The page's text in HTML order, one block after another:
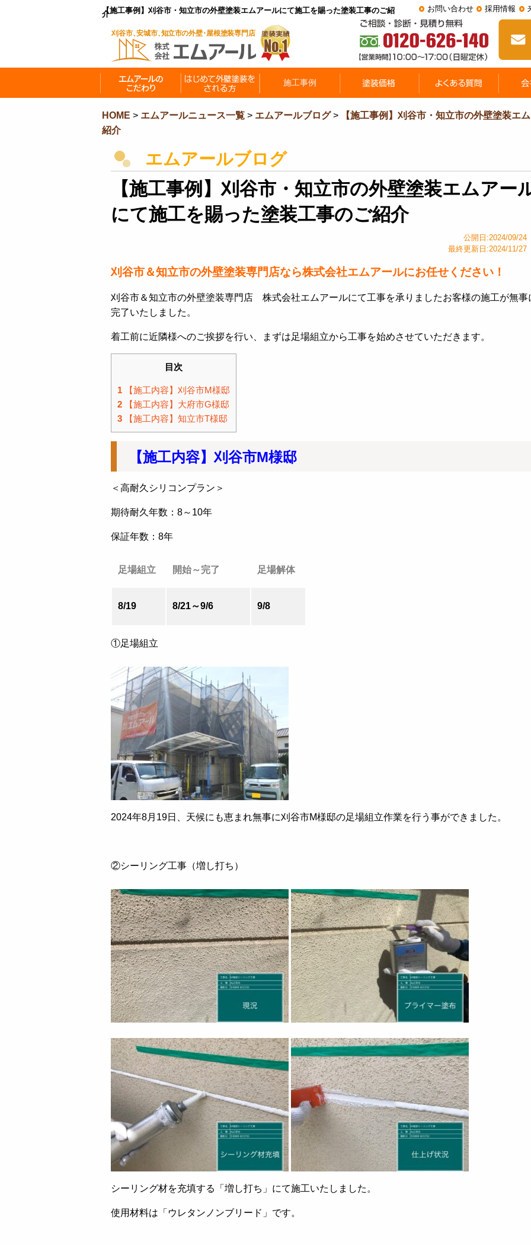
【施工事例】刈谷市・知立市の外壁塗装エムアールにて施工を賜った塗装工事のご紹
介
お問い合わせ 採用情報
HOME > エムアールニュース一覧 > エムアールブログ>
【施工事例】刈谷市・知立市の外壁塗装エ
紹介
エムアールブログ
【施工事例】刈谷市・知立市の外壁塗装エムアー
にて施工を賜った塗装工事のご紹介
公開日:2024/09/24
最終更新日:2024/11/27
刈谷市＆知立市の外壁塗装専門店なら株式会社エムアールにお任せください！
刈谷市＆知立市の外壁塗装専門店 株式会社エムアールにて工事を承りましたお客様の施工が無事
完了いたしました。
着工前に近隣様へのご挨拶を行い、まずは足場組立から工事を始めさせていただきます。
目次
1 【施工内容】刈谷市M様邸
2 【施工内容】大府市G様邸
3 【施工内容】知立市T様邸
【施工内容】刈谷市M様邸
＜高耐久シリコンプラン＞
期待耐久年数：8～10年
保証年数：8年
足場組立 開始～完了 足場解体
8/19 8/21～9/6 9/8
①足場組立
2024年8月19日、天候にも恵まれ無事に刈谷市M様邸の足場組立作業を行う事ができました。
②シーリング工事（増し打ち）
シーリング材を充填する「増し打ち」にて施工いたしました。
使用材料は「ウレタンノンブリード」です。